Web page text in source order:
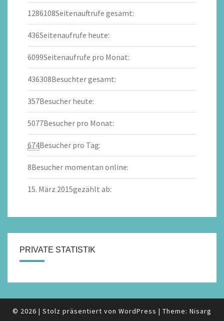
1286108Seitenauftrufe gesamt:
436Seitenaufrufe heute:
6099Seitenaufrufe pro Monat:
436308Besuchter gesamt:
357Besucher heute:
5077Besucher pro Monat:
674Besucher pro Tag:
8Besucher momentan online:
15. März 2015gezählt ab:
PRIVATE STATISTIK
© 2026 | Stolz präsentiert von WordPress | Theme: Nisarg